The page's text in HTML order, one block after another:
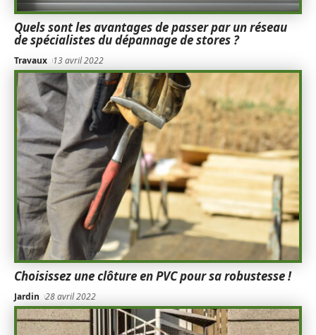
Quels sont les avantages de passer par un réseau
de spécialistes du dépannage de stores ?
Travaux 13 avril 2022
Choisissez une clôture en PVC pour sa robustesse !
Jardin 28 avril 2022